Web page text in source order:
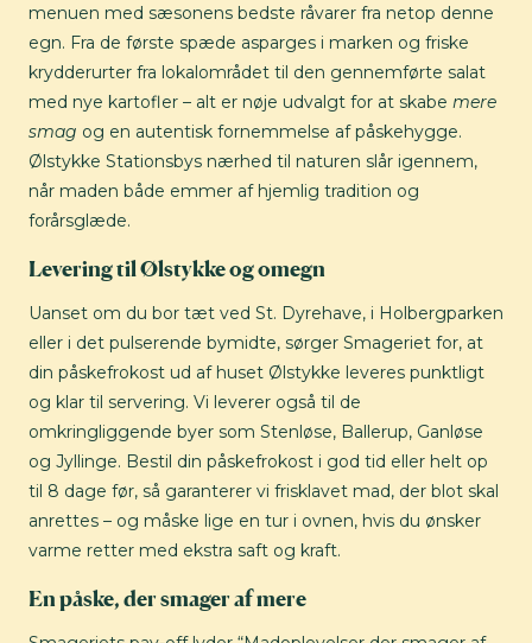
menuen med sæsonens bedste råvarer fra netop denne
egn. Fra de første spæde asparges i marken og friske
krydderurter fra lokalområdet til den gennemførte salat
med nye kartofler – alt er nøje udvalgt for at skabe mere
smag og en autentisk fornemmelse af påskehygge.
Ølstykke Stationsbys nærhed til naturen slår igennem,
når maden både emmer af hjemlig tradition og
forårsglæde.
Levering til Ølstykke og omegn
Uanset om du bor tæt ved St. Dyrehave, i Holbergparken
eller i det pulserende bymidte, sørger Smageriet for, at
din påskefrokost ud af huset Ølstykke leveres punktligt
og klar til servering. Vi leverer også til de
omkringliggende byer som Stenløse, Ballerup, Ganløse
og Jyllinge. Bestil din påskefrokost i god tid eller helt op
til 8 dage før, så garanterer vi frisklavet mad, der blot skal
anrettes – og måske lige en tur i ovnen, hvis du ønsker
varme retter med ekstra saft og kraft.
En påske, der smager af mere